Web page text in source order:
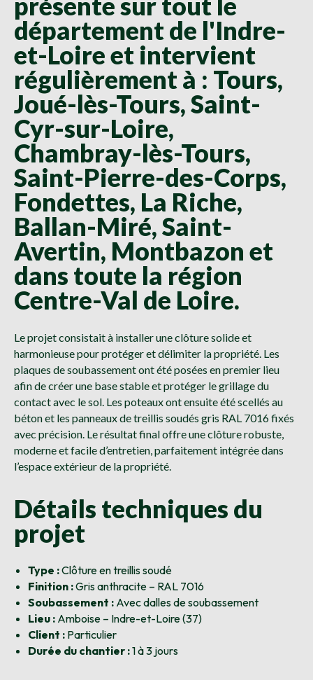
département de l'Indre-
et-Loire et intervient
régulièrement à : Tours,
Joué-lès-Tours, Saint-
Cyr-sur-Loire,
Chambray-lès-Tours,
Saint-Pierre-des-Corps,
Fondettes, La Riche,
Ballan-Miré, Saint-
Avertin, Montbazon et
dans toute la région
Centre-Val de Loire.
Le projet consistait à installer une clôture solide et
harmonieuse pour protéger et délimiter la propriété. Les
plaques de soubassement ont été posées en premier lieu
afin de créer une base stable et protéger le grillage du
contact avec le sol. Les poteaux ont ensuite été scellés au
béton et les panneaux de treillis soudés gris RAL 7016 fixés
avec précision. Le résultat final offre une clôture robuste,
moderne et facile d’entretien, parfaitement intégrée dans
l’espace extérieur de la propriété.
Détails techniques du
projet
Type :Clôture en treillis soudé
Finition :Gris anthracite – RAL 7016
Soubassement : Avec dalles de soubassement
Lieu : Amboise – Indre-et-Loire (37)
Client : Particulier
Durée du chantier :1 à 3 jours